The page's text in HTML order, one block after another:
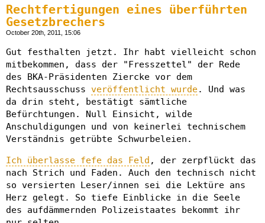
Rechtfertigungen eines überführten
Gesetzbrechers
October 20th, 2011, 15:06
Gut festhalten jetzt. Ihr habt vielleicht schon
mitbekommen, dass der "Fresszettel" der Rede
des BKA-Präsidenten Ziercke vor dem
Rechtsausschuss veröffentlicht wurde. Und was
da drin steht, bestätigt sämtliche
Befürchtungen. Null Einsicht, wilde
Anschuldigungen und von keinerlei technischem
Verständnis getrübte Schwurbeleien.
Ich überlasse fefe das Feld , der zerpflückt das
nach Strich und Faden. Auch den technisch nicht
so versierten Leser/innen sei die Lektüre ans
Herz gelegt. So tiefe Einblicke in die Seele
des aufdämmernden Polizeistaates bekommt ihr